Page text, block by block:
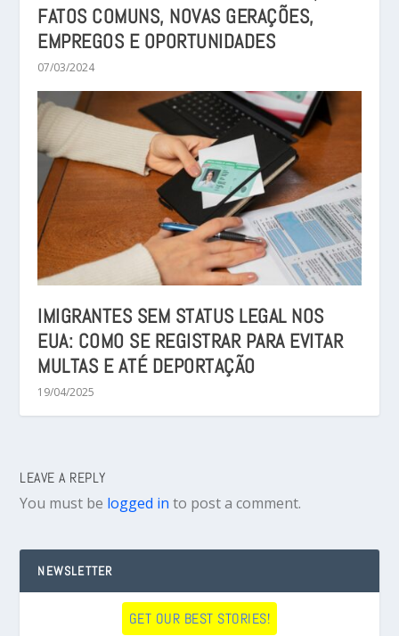
FATOS COMUNS, NOVAS GERAÇÕES,
EMPREGOS E OPORTUNIDADES
07/03/2024
IMIGRANTES SEM STATUS LEGAL NOS
EUA: COMO SE REGISTRAR PARA EVITAR
MULTAS E ATÉ DEPORTAÇÃO
19/04/2025
LEAVE A REPLY
You must be logged in to post a comment.
NEWSLETTER
GET OUR BEST STORIES!